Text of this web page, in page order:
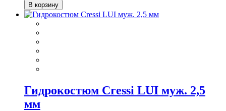
В корзину
Гидрокостюм Cressi LUI муж. 2,5
мм